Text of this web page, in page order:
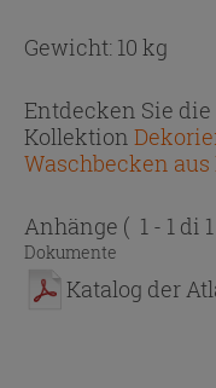
Gewicht: 10 kg
Entdecken Sie
Kollektion
Waschbecken
Anhänge ( 1 - 1 di
Dokumente
Katalog der